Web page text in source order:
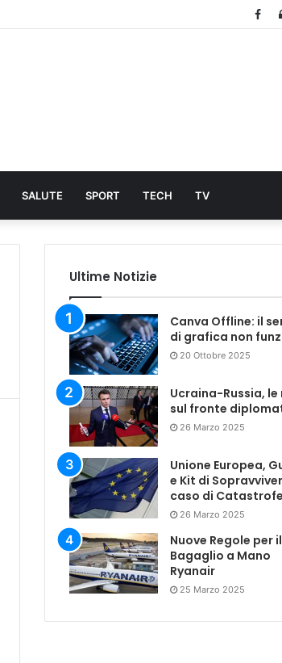
SALUTE SPORT TECH TV
Ultime Notizie
Canva Offline: il
di grafica non
20 Ottobre 2025
Ucraina-Russia, le
sul fronte
26 Marzo 2025
Unione Europea,
e Kit di
caso di Catastrofe
26 Marzo 2025
Nuove Regole per il
Bagaglio a Mano
Ryanair
25 Marzo 2025